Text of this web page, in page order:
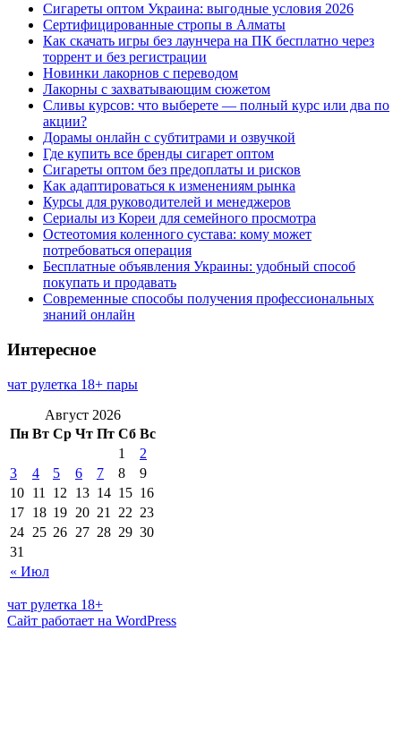
Сигареты оптом Украина: выгодные условия 2026
Сертифицированные стропы в Алматы
Как скачать игры без лаунчера на ПК бесплатно через
торрент и без регистрации
Новинки лакорнов с переводом
Лакорны с захватывающим сюжетом
Сливы курсов: что выберете — полный курс или два по
акции?
Дорамы онлайн с субтитрами и озвучкой
Где купить все бренды сигарет оптом
Сигареты оптом без предоплаты и рисков
Как адаптироваться к изменениям рынка
Курсы для руководителей и менеджеров
Сериалы из Кореи для семейного просмотра
Остеотомия коленного сустава: кому может
потребоваться операция
Бесплатные объявления Украины: удобный способ
покупать и продавать
Современные способы получения профессиональных
знаний онлайн
Интересное
чат рулетка 18+ пары
Август 2026
Пн Вт Ср Чт Пт Сб Вс
« Июл
1
2
3
4 5 6 7 8
9
10 11 12 13 14 15 16
17 18 19 20 21 22 23
24 25 26 27 28 29 30
31
чат рулетка 18+
Сайт работает на WordPress